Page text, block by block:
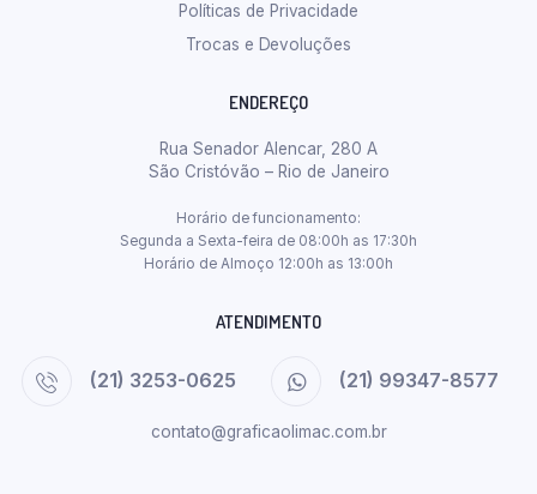
Políticas de Privacidade
Trocas e Devoluções
ENDEREÇO
Rua Senador Alencar, 280 A
São Cristóvão – Rio de Janeiro
Horário de funcionamento:
Segunda a Sexta-feira de 08:00h as 17:30h
Horário de Almoço 12:00h as 13:00h
ATENDIMENTO
(21) 3253-0625 (21) 99347-8577
contato@graficaolimac.com.br